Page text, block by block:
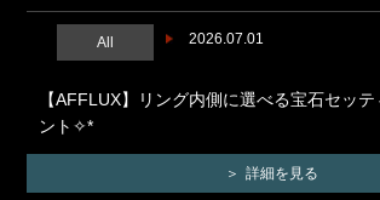
2026.07.01
All
【AFFLUX】リング内側に選べる宝石セッ
ント✧*
詳細を見る